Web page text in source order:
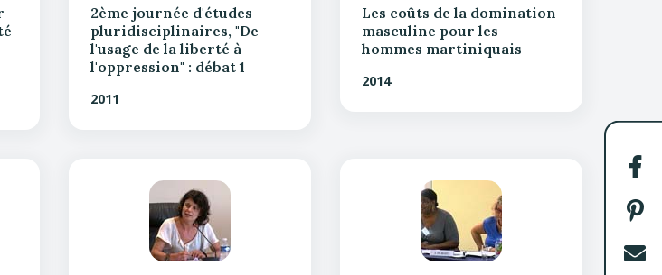
2ème journée d'études
pluridisciplinaires, "De
l'usage de la liberté à
l'oppression" : débat 1
2011
Les coûts de la domination
masculine pour les
hommes martiniquais
2014
sur
sur